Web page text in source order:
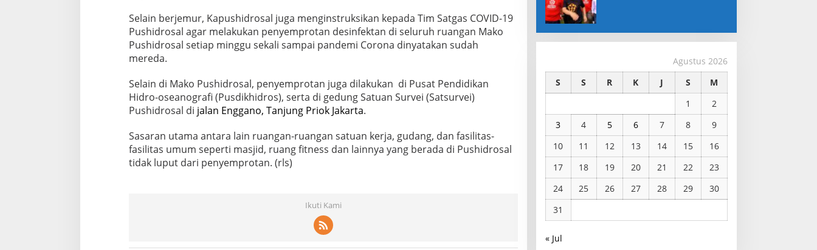
Selain berjemur, Kapushidrosal juga menginstruksikan kepada Tim Satgas COVID-19
Pushidrosal agar melakukan penyemprotan desinfektan di seluruh ruangan Mako
Pushidrosal setiap minggu sekali sampai pandemi Corona dinyatakan sudah
mereda.
Selain di Mako Pushidrosal, penyemprotan juga dilakukan di Pusat Pendidikan
Hidro-oseanografi (Pusdikhidros), serta di gedung Satuan Survei (Satsurvei)
Pushidrosal di jalan Enggano, Tanjung Priok Jakarta.
Sasaran utama antara lain ruangan-ruangan satuan kerja, gudang, dan fasilitas-
fasilitas umum seperti masjid, ruang fitness dan lainnya yang berada di Pushidrosal
tidak luput dari penyemprotan. (rls)
Ikuti Kami
Agustus 2026
S
S R K J S
M
1
2
3
4 5 6 7 8
9
10
11 12 13 14 15
16
17
18 19 20 21 22
23
24
25 26 27 28 29
30
31
« Jul